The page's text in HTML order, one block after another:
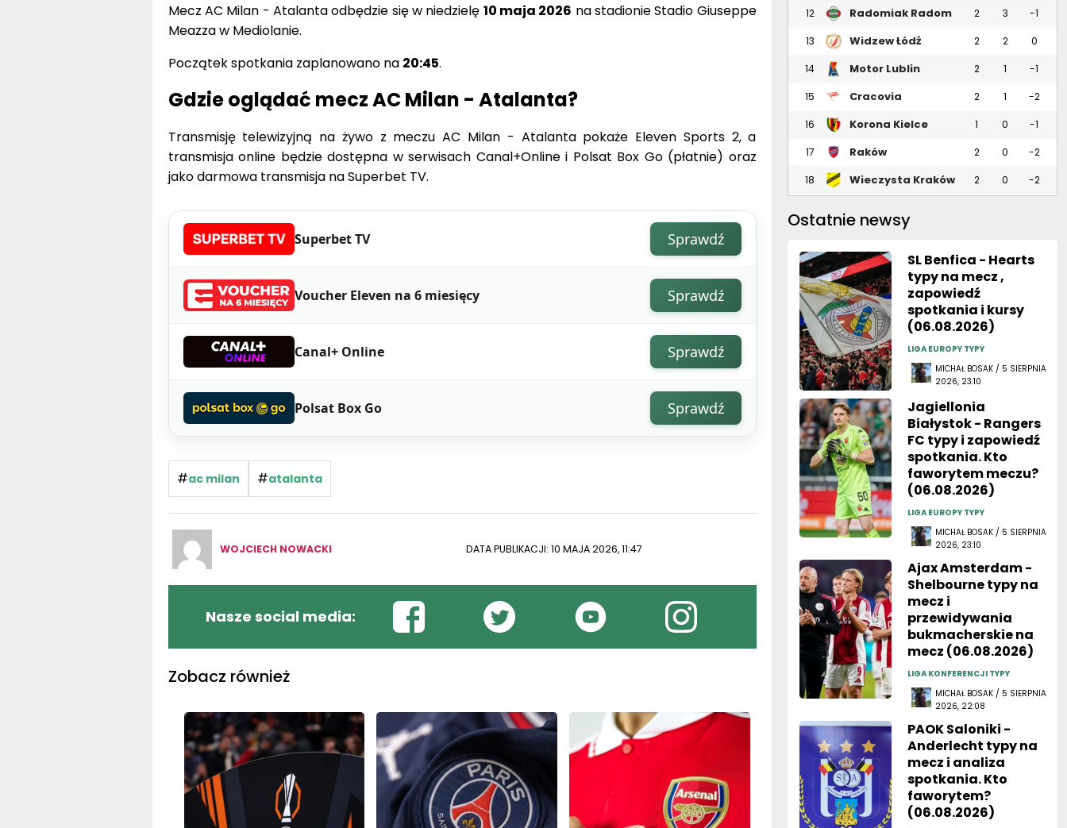
Mecz AC Milan - Atalanta odbędzie się w niedzielę 10 maja 2026 na stadionie Stadio Giuseppe
Meazza w Mediolanie.
Początek spotkania zaplanowano na 20:45.
Gdzie oglądać mecz AC Milan - Atalanta?
Transmisję telewizyjną na żywo z meczu AC Milan - Atalanta pokaże Eleven Sports 2, a
transmisja online będzie dostępna w serwisach Canal+Online i Polsat Box Go (płatnie) oraz
jako darmowa transmisja na Superbet TV.
Superbet TV Sprawdź
Voucher Eleven na 6 miesięcy Sprawdź
Canal+ Online Sprawdź
Polsat Box Go Sprawdź
#ac milan #atalanta
WOJCIECH NOWACKI DATA PUBLIKACJI: 10 MAJA 2026, 11:47
Nasze social media:
Zobacz również
12 Radomiak Radom 2 3 -1
13 Widzew Łódź 2 2 0
14 Motor Lublin 2 1 -1
15 Cracovia 2 1 -2
16 Korona Kielce 1 0 -1
17
Raków
2 0 -2
18 Wieczysta Kraków 2 0 -2
Ostatnie newsy
SL Benfica - Hearts
typy na mecz ,
zapowiedź
spotkania i kursy
(06.08.2026)
LIGA EUROPY TYPY
MICHAŁ BOSAK / 5 SIERPNIA
2026, 23:10
Jagiellonia
Białystok - Rangers
FC typy i zapowiedź
spotkania. Kto
faworytem meczu?
(06.08.2026)
LIGA EUROPY TYPY
MICHAŁ BOSAK / 5 SIERPNIA
2026, 23:10
Ajax Amsterdam -
Shelbourne typy na
mecz i
przewidywania
bukmacherskie na
mecz (06.08.2026)
LIGA KONFERENCJI TYPY
MICHAŁ BOSAK / 5 SIERPNIA
2026, 22:08
PAOK Saloniki -
Anderlecht typy na
mecz i analiza
spotkania. Kto
faworytem?
(06.08.2026)